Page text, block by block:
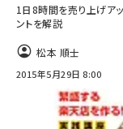
1日8時間を売り上げア
ントを解説
松本 順士
2015年5月29日 8:00